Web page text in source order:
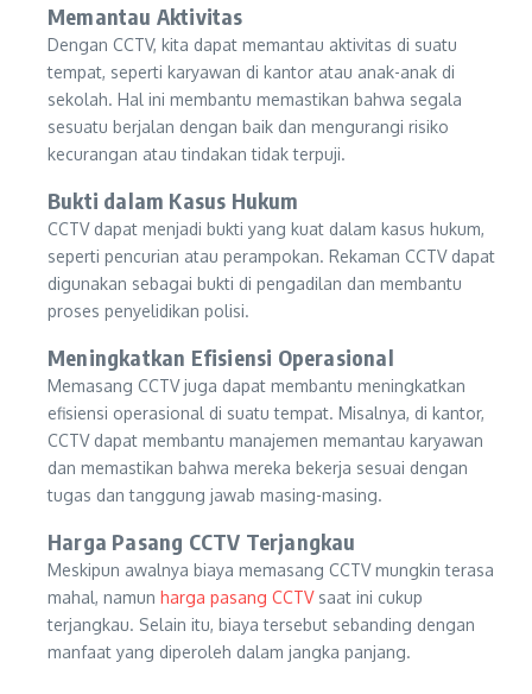
Memantau Aktivitas
Dengan CCTV, kita dapat memantau aktivitas di suatu
tempat, seperti karyawan di kantor atau anak-anak di
sekolah. Hal ini membantu memastikan bahwa segala
sesuatu berjalan dengan baik dan mengurangi risiko
kecurangan atau tindakan tidak terpuji.
Bukti dalam Kasus Hukum
CCTV dapat menjadi bukti yang kuat dalam kasus hukum,
seperti pencurian atau perampokan. Rekaman CCTV dapat
digunakan sebagai bukti di pengadilan dan membantu
proses penyelidikan polisi.
Meningkatkan Efisiensi Operasional
Memasang CCTV juga dapat membantu meningkatkan
efisiensi operasional di suatu tempat. Misalnya, di kantor,
CCTV dapat membantu manajemen memantau karyawan
dan memastikan bahwa mereka bekerja sesuai dengan
tugas dan tanggung jawab masing-masing.
Harga Pasang CCTV Terjangkau
Meskipun awalnya biaya memasang CCTV mungkin terasa
mahal, namun harga pasang CCTVsaat ini cukup
terjangkau. Selain itu, biaya tersebut sebanding dengan
manfaat yang diperoleh dalam jangka panjang.